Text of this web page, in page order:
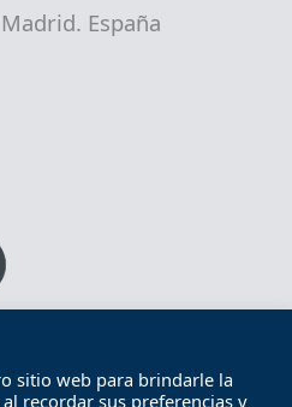
España
Accesibilidad
sitio web para brindarle la
recordar sus preferencias y